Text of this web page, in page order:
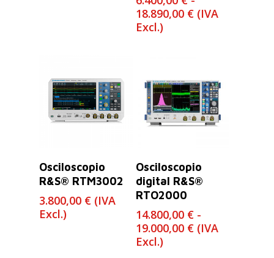
18.890,00 €Rango
hasta
18.890,00 €
(IVA
Excl.)
Leer Más
Osciloscopio
R&S® RTM3002
3.800,00 € (IVA
Excl.)
Seleccionar
Opciones
Osciloscopio
digital R&S®
RTO2000
14.800,00 € -
19.000,00 €Rango
(IVA
Excl.)